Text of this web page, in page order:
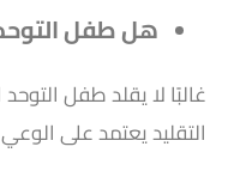
هل طفل
غالبًا لا يقلد طفل
التقليد يعتمد على الوعي